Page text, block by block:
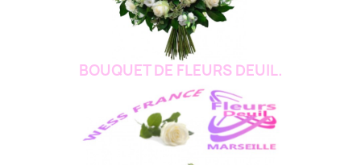
BOUQUET DE FLEURS DEUIL.